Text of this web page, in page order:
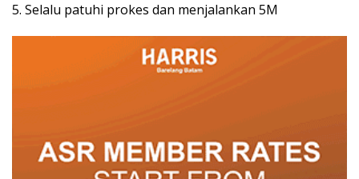
5. Selalu patuhi prokes dan menjalankan 5M